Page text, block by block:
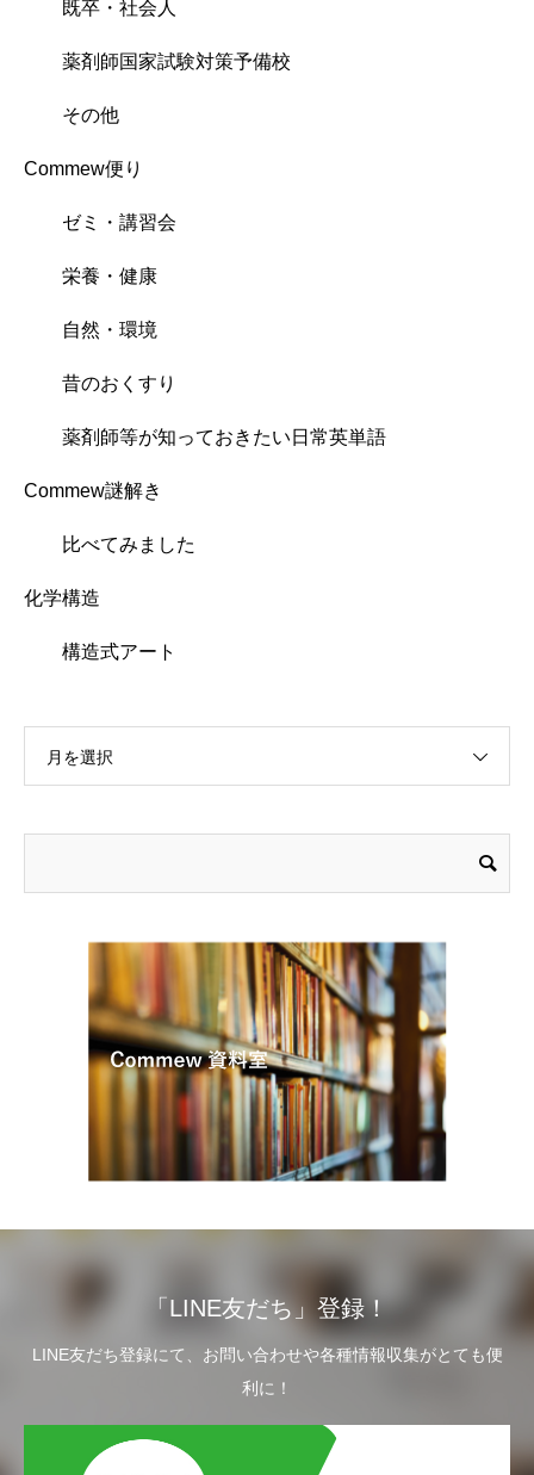
既卒・社会人
薬剤師国家試験対策予備校
その他
Commew便り
ゼミ・講習会
栄養・健康
自然・環境
昔のおくすり
薬剤師等が知っておきたい日常英単語
Commew謎解き
比べてみました
化学構造
構造式アート
月を選択
「LINE友だち」登録！
LINE友だち登録にて、お問い合わせや各種情報収集がとても便
利に！